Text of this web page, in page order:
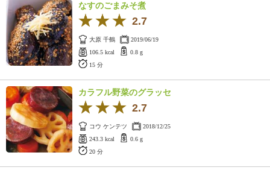
なすのごまみそ煮
2.7
大原 千鶴
2019/06/19
106.5 kcal
0.8 g
15 分
カラフル野菜のグラッセ
2.7
コウ ケンテツ
2018/12/25
243.3 kcal
0.6 g
20 分